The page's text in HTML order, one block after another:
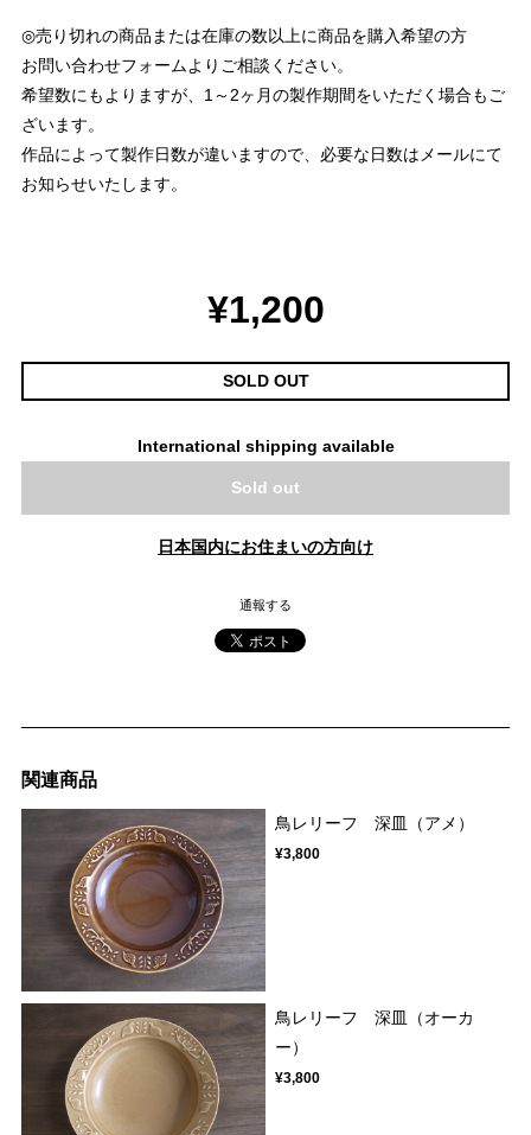
◎売り切れの商品または在庫の数以上に商品を購入希望の方
お問い合わせフォームよりご相談ください。
希望数にもよりますが、1～2ヶ月の製作期間をいただく場合もご
ざいます。
作品によって製作日数が違いますので、必要な日数はメールにて
お知らせいたします。
¥1,200
SOLD OUT
International shipping available
Sold out
日本国内にお住まいの方向け
通報する
関連商品
鳥レリーフ 深皿（アメ）
¥3,800
鳥レリーフ 深皿（オーカ
ー）
¥3,800